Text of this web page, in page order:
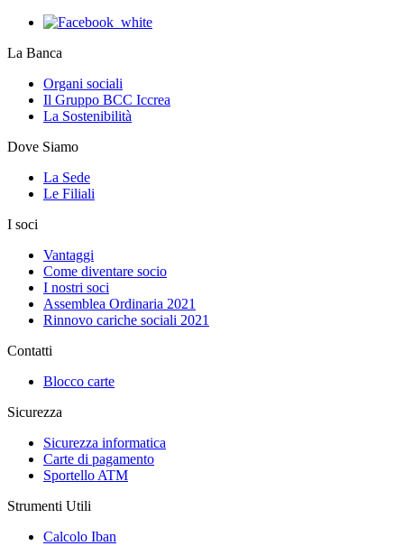
La Banca
Organi sociali
Il Gruppo BCC Iccrea
La Sostenibilità
Dove Siamo
La Sede
Le Filiali
I soci
Vantaggi
Come diventare socio
I nostri soci
Assemblea Ordinaria 2021
Rinnovo cariche sociali 2021
Contatti
Blocco carte
Sicurezza
Sicurezza informatica
Carte di pagamento
Sportello ATM
Strumenti Utili
Calcolo Iban